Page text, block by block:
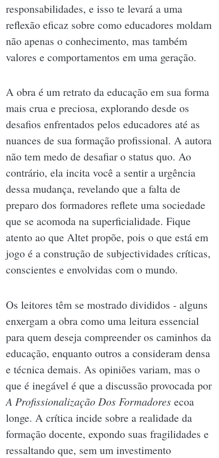
responsabilidades, e isso te levará a uma
reflexão eficaz sobre como educadores moldam
não apenas o conhecimento, mas também
valores e comportamentos em uma geração.
A obra é um retrato da educação em sua forma
mais crua e preciosa, explorando desde os
desafios enfrentados pelos educadores até as
nuances de sua formação profissional. A autora
não tem medo de desafiar o status quo. Ao
contrário, ela incita você a sentir a urgência
dessa mudança, revelando que a falta de
preparo dos formadores reflete uma sociedade
que se acomoda na superficialidade. Fique
atento ao que Altet propõe, pois o que está em
jogo é a construção de subjectividades críticas,
conscientes e envolvidas com o mundo.
Os leitores têm se mostrado divididos - alguns
enxergam a obra como uma leitura essencial
para quem deseja compreender os caminhos da
educação, enquanto outros a consideram densa
e técnica demais. As opiniões variam, mas o
que é inegável é que a discussão provocada por
A Profissionalização Dos Formadores ecoa
longe. A crítica incide sobre a realidade da
formação docente, expondo suas fragilidades e
ressaltando que, sem um investimento